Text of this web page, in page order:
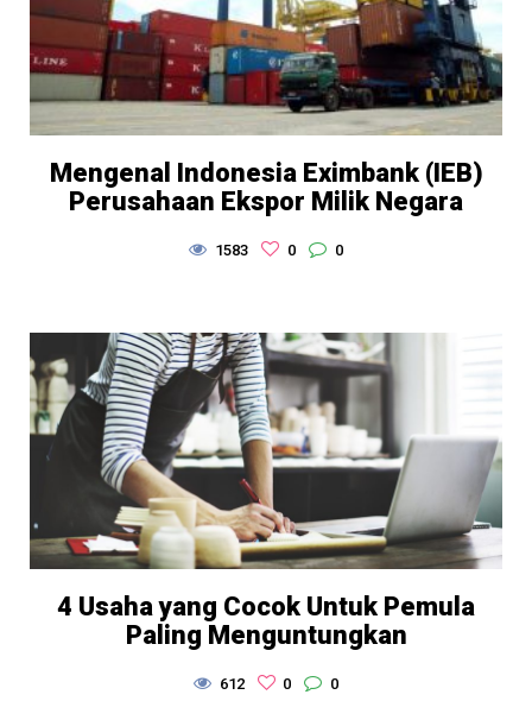
Mengenal Indonesia Eximbank (IEB)
Perusahaan Ekspor Milik Negara
1583 0 0
4 Usaha yang Cocok Untuk Pemula
Paling Menguntungkan
612 0 0